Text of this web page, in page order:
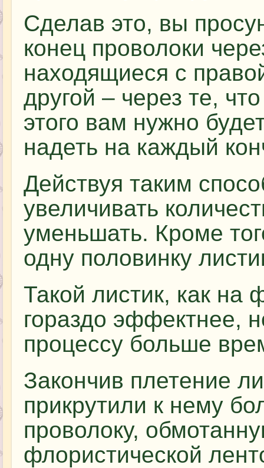
Сделав это, вы
конец проволоки
находящиеся с
другой – через те,
этого вам нужно
надеть на каждый
Действуя таким
увеличивать
уменьшать. Кроме
одну половинку
Такой листик, как на
гораздо эффектнее,
процессу больше
Закончив плетение
прикрутили к нему
проволоку,
флористической